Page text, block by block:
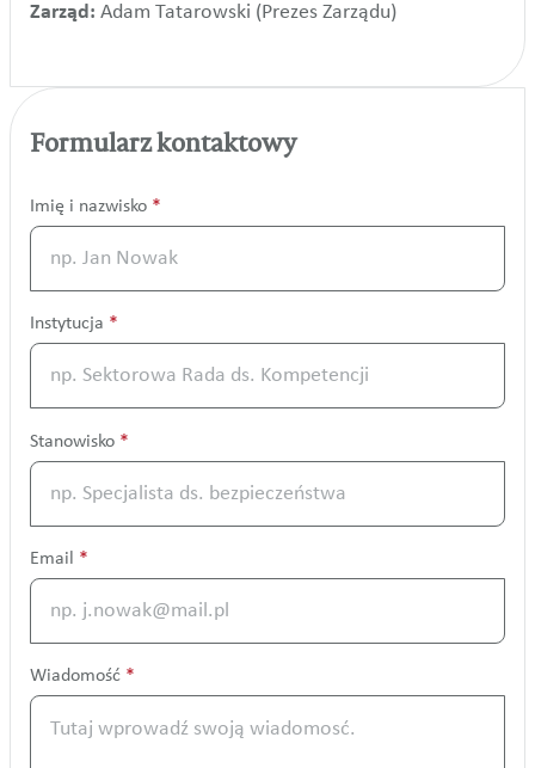
Zarząd: Adam Tatarowski (Prezes Zarządu)
Formularz kontaktowy
Imię i nazwisko *
Instytucja *
Stanowisko *
Email *
Wiadomość *